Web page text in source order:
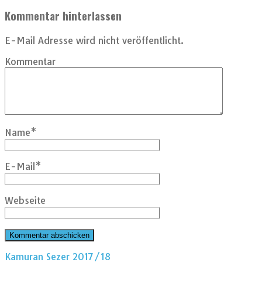
Kommentar hinterlassen
E-Mail Adresse wird nicht veröffentlicht.
Kommentar
Name*
E-Mail *
Webseite
Kamuran Sezer 2017/18